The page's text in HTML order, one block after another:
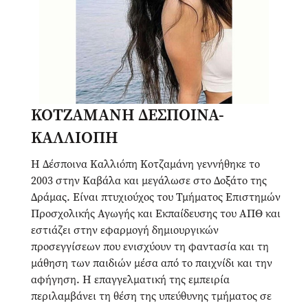
ΚΟΤΖΑΜΑΝΗ ΔΕΣΠΟΙΝΑ-
ΚΑΛΛΙΟΠΗ
Η Δέσποινα Καλλιόπη Κοτζαμάνη γεννήθηκε το
2003 στην Καβάλα και μεγάλωσε στο Δοξάτο της
Δράμας. Είναι πτυχιούχος του Τμήματος Επιστημών
Προσχολικής Αγωγής και Εκπαίδευσης του ΑΠΘ και
εστιάζει στην εφαρμογή δημιουργικών
προσεγγίσεων που ενισχύουν τη φαντασία και τη
μάθηση των παιδιών μέσα από το παιχνίδι και την
αφήγηση. Η επαγγελματική της εμπειρία
περιλαμβάνει τη θέση της υπεύθυνης τμήματος σε